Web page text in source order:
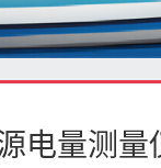
电量测量